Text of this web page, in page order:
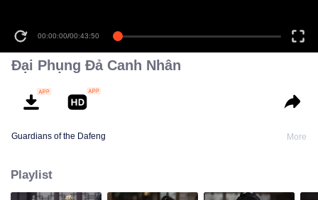
00:00:00/00:43:50
Đại Phụng Đả Canh Nhân
Guardians of the Dafeng More
Playlist